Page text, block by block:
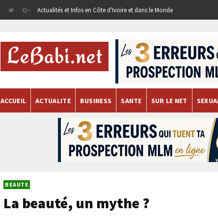
Actualités et Infos en Côte d'Ivoire et dans le Monde
ACCUEIL ACTUALITE BUSINESS SANTE SUR LE NET
BEAUTE
La beauté, un mythe ?